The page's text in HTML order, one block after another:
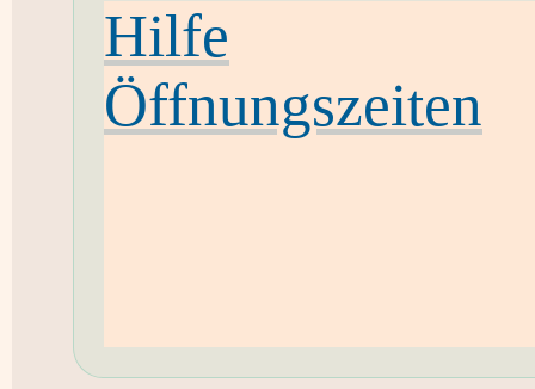
Hilfe
Öffnungszeiten